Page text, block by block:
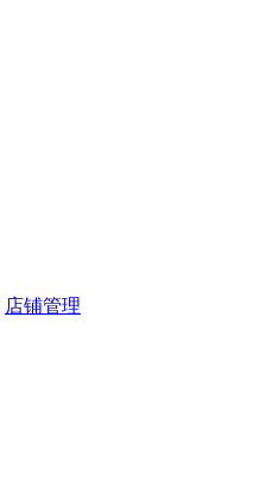
店铺管理